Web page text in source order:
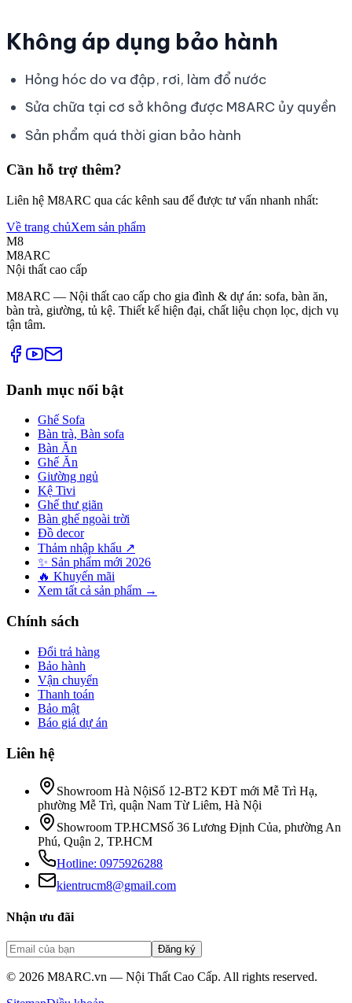
Không áp dụng bảo hành
Hỏng hóc do va đập, rơi, làm đổ nước
Sửa chữa tại cơ sở không được M8ARC ủy quyền
Sản phẩm quá thời gian bảo hành
Cần hỗ trợ thêm?
Liên hệ M8ARC qua các kênh sau để được tư vấn nhanh nhất:
Về trang chủXem sản phẩm
M8
M8ARC
Nội thất cao cấp
M8ARC — Nội thất cao cấp cho gia đình & dự án: sofa, bàn ăn,
bàn trà, giường, tủ kệ. Thiết kế hiện đại, chất liệu chọn lọc, dịch vụ
tận tâm.
Danh mục nổi bật
Ghế Sofa
Bàn trà, Bàn sofa
Bàn Ăn
Ghế Ăn
Giường ngủ
Kệ Tivi
Ghế thư giãn
Bàn ghế ngoài trời
Đồ decor
Thảm nhập khẩu ↗
✨ Sản phẩm mới 2026
🔥 Khuyến mãi
Xem tất cả sản phẩm →
Chính sách
Đổi trả hàng
Bảo hành
Vận chuyển
Thanh toán
Bảo mật
Báo giá dự án
Liên hệ
Showroom Hà NộiSố 12-BT2 KĐT mới Mễ Trì Hạ,
phường Mễ Trì, quận Nam Từ Liêm, Hà Nội
Showroom TP.HCMSố 36 Lương Định Của, phường An
Phú, Quận 2, TP.HCM
Hotline: 0975926288
kientrucm8@gmail.com
Nhận ưu đãi
Đăng ký
© 2026 M8ARC.vn — Nội Thất Cao Cấp. All rights reserved.